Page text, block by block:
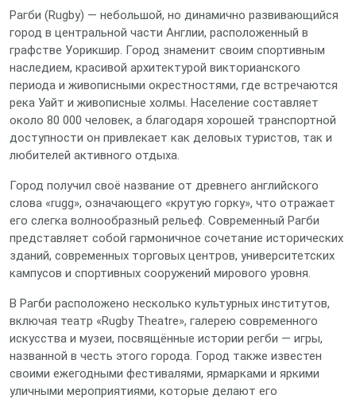
Рагби (Rugby) — небольшой, но динамично развивающийся
город в центральной части Англии, расположенный в
графстве Уорикшир. Город знаменит своим спортивным
наследием, красивой архитектурой викторианского
периода и живописными окрестностями, где встречаются
река Уайт и живописные холмы. Население составляет
около 80 000 человек, а благодаря хорошей транспортной
доступности он привлекает как деловых туристов, так и
любителей активного отдыха.
Город получил своё название от древнего английского
слова «rugg», означающего «крутую горку», что отражает
его слегка волнообразный рельеф. Современный Рагби
представляет собой гармоничное сочетание исторических
зданий, современных торговых центров, университетских
кампусов и спортивных сооружений мирового уровня.
В Рагби расположено несколько культурных институтов,
включая театр «Rugby Theatre», галерею современного
искусства и музеи, посвящённые истории регби — игры,
названной в честь этого города. Город также известен
своими ежегодными фестивалями, ярмарками и яркими
уличными мероприятиями, которые делают его